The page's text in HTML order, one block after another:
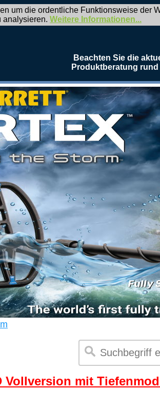
um die ordentliche Funktionsweise der
analysieren. Weitere Informationen...
Beachten Sie die
Produktberatung
Vollversion mit